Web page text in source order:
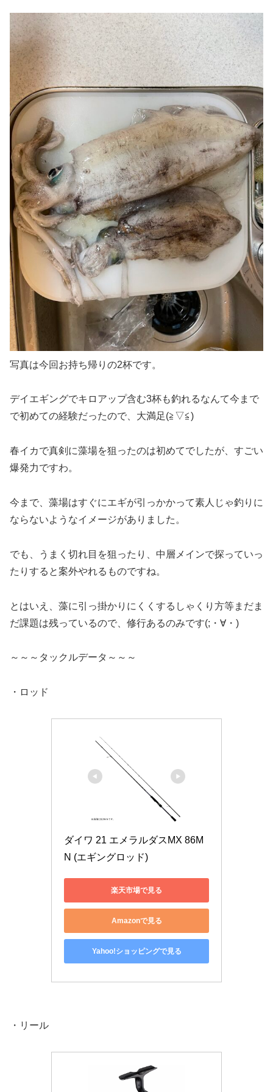
写真は今回お持ち帰りの2杯です。
デイエギングでキロアップ含む3杯も釣れるなんて今まで
で初めての経験だったので、大満足(≧▽≦)
春イカで真剣に藻場を狙ったのは初めてでしたが、すごい
爆発力ですわ。
今まで、藻場はすぐにエギが引っかかって素人じゃ釣りに
ならないようなイメージがありました。
でも、うまく切れ目を狙ったり、中層メインで探っていっ
たりすると案外やれるものですね。
とはいえ、藻に引っ掛かりにくくするしゃくり方等まだま
だ課題は残っているので、修行あるのみです(;・∀・)
～～～タックルデータ～～～
・ロッド
ダイワ 21 エメラルダスMX 86M
N (エギングロッド)
楽天市場で見る
Amazonで見る
Yahoo!ショッピングで見る
・リール